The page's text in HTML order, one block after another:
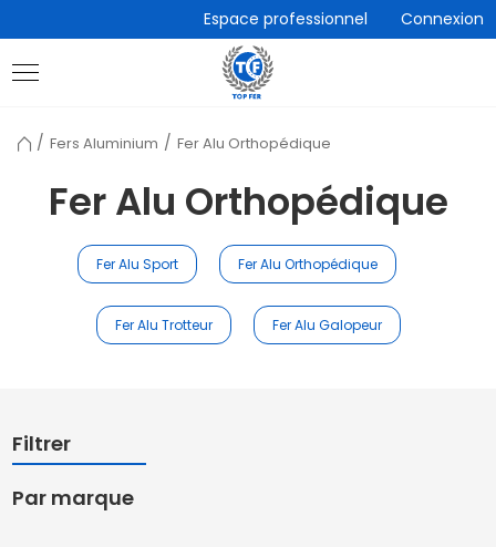
directement
au
contenu
Espace professionnel Connexion
Retour
à
Fers Aluminium Fer Alu Orthopédique
Fer Alu Orthopédique
Fer Alu Sport Fer Alu Orthopédique
Fer Alu Trotteur Fer Alu Galopeur
Filtrer
Par marque